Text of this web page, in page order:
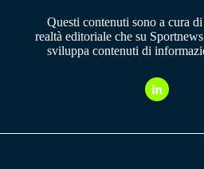
Questi contenuti sono a cura
realtà editoriale che su
sviluppa contenuti di